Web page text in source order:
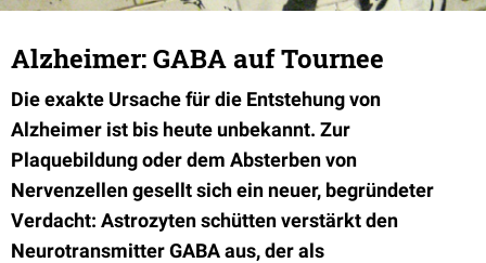
Alzheimer: GABA auf Tournee
Die exakte Ursache für die Entstehung von
Alzheimer ist bis heute unbekannt. Zur
Plaquebildung oder dem Absterben von
Nervenzellen gesellt sich ein neuer, begründeter
Verdacht: Astrozyten schütten verstärkt den
Neurotransmitter GABA aus, der als